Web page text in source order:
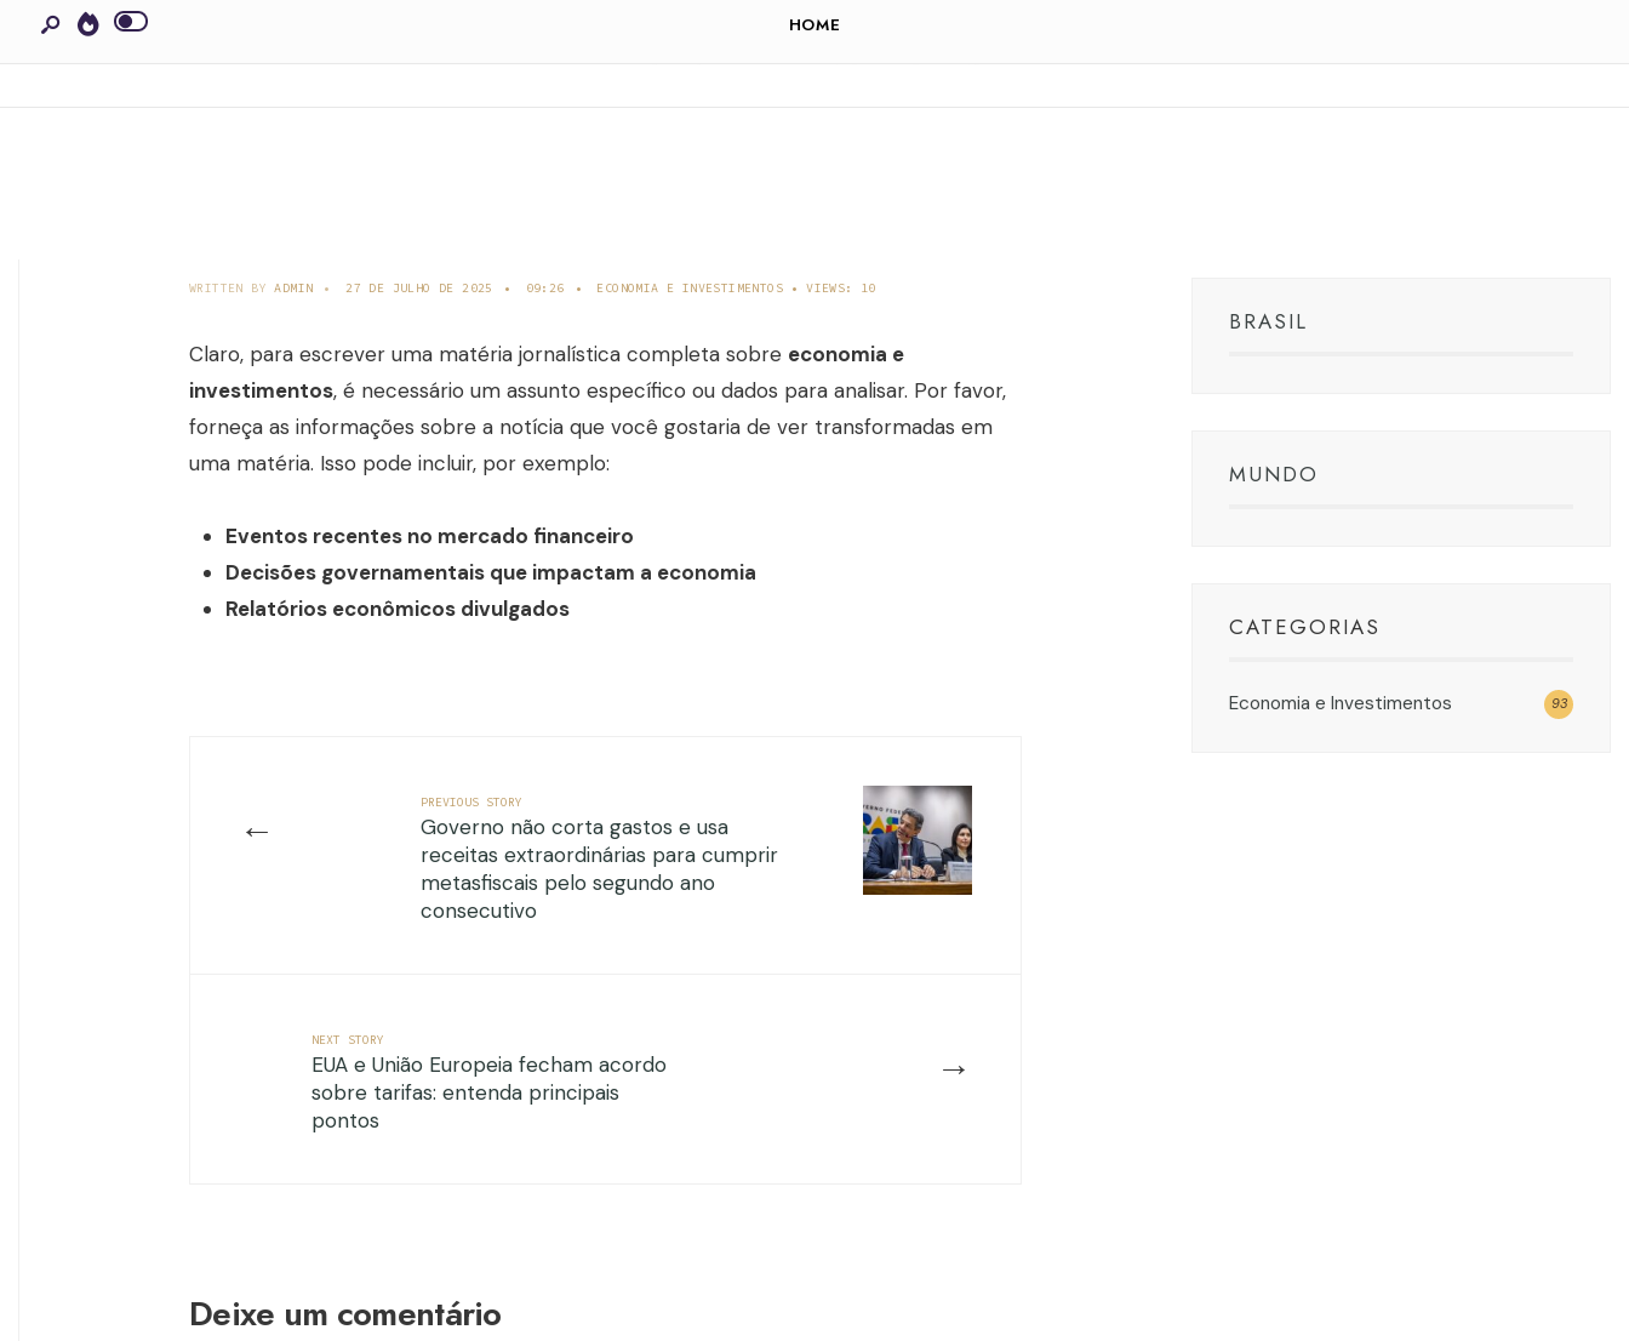
HOME
WRITTEN BYADMIN • 27 DE JULHO DE 2025 • 09:26 • ECONOMIA E INVESTIMENTOS •VIEWS: 10
Claro, para escrever uma matéria jornalística completa sobre economia e
investimentos, é necessário um assunto específico ou dados para analisar. Por favor,
forneça as informações sobre a notícia que você gostaria de ver transformadas em
uma matéria. Isso pode incluir, por exemplo:
Eventos recentes no mercado financeiro
Decisões governamentais que impactam a economia
Relatórios econômicos divulgados
←
PREVIOUS STORY
Governo não corta gastos e usa
receitas extraordinárias para cumprir
metasfiscais pelo segundo ano
consecutivo
→
NEXT STORY
EUA e União Europeia fecham acordo
sobre tarifas: entenda principais
pontos
Deixe um comentário
BRASIL
MUNDO
CATEGORIAS
Economia e Investimentos 93